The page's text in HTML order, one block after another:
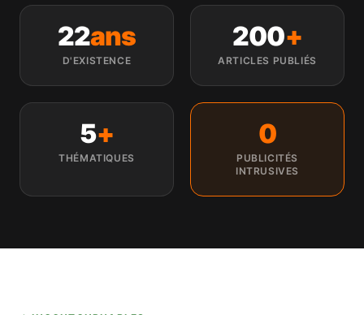
22ans
D'EXISTENCE
200+
ARTICLES PUBLIÉS
5+
THÉMATIQUES
0
PUBLICITÉS
INTRUSIVES